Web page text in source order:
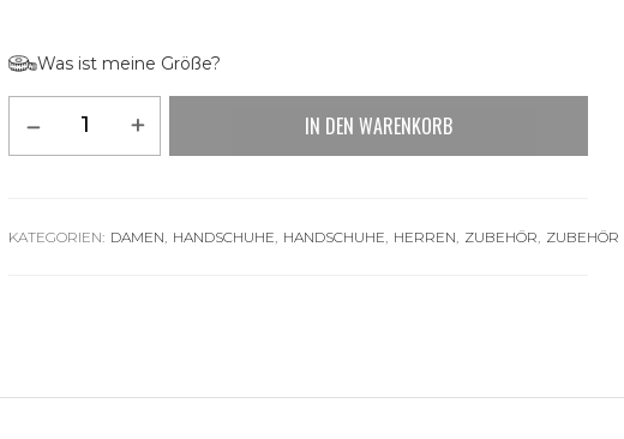
Was ist meine Größe?
IN DEN WARENKORB
KATEGORIEN: DAMEN, HANDSCHUHE, HANDSCHUHE, HERREN, ZUBEHÖR, ZUBEHÖR